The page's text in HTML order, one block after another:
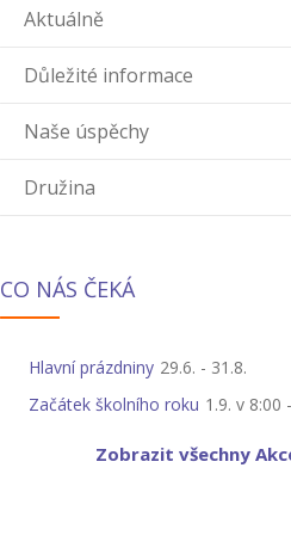
Aktuálně
Důležité informace
Naše úspěchy
Družina
CO NÁS ČEKÁ
Hlavní prázdniny 29.6. - 31.8.
Začátek školního roku 1.9. v 8:00 -
Zobrazit všechny